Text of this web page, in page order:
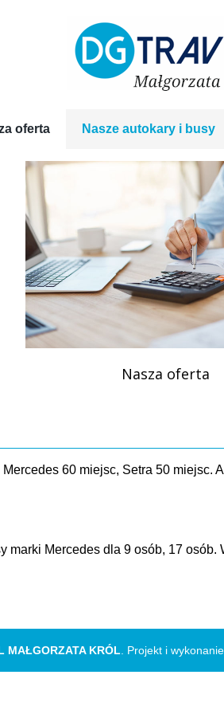
oferta Nasze autokary i busy
Nasza oferta
60 miejsc, Setra 50 miejsc.
Mercedes dla 9 osób, 17
MAŁGORZATA KRÓL. Projekt i